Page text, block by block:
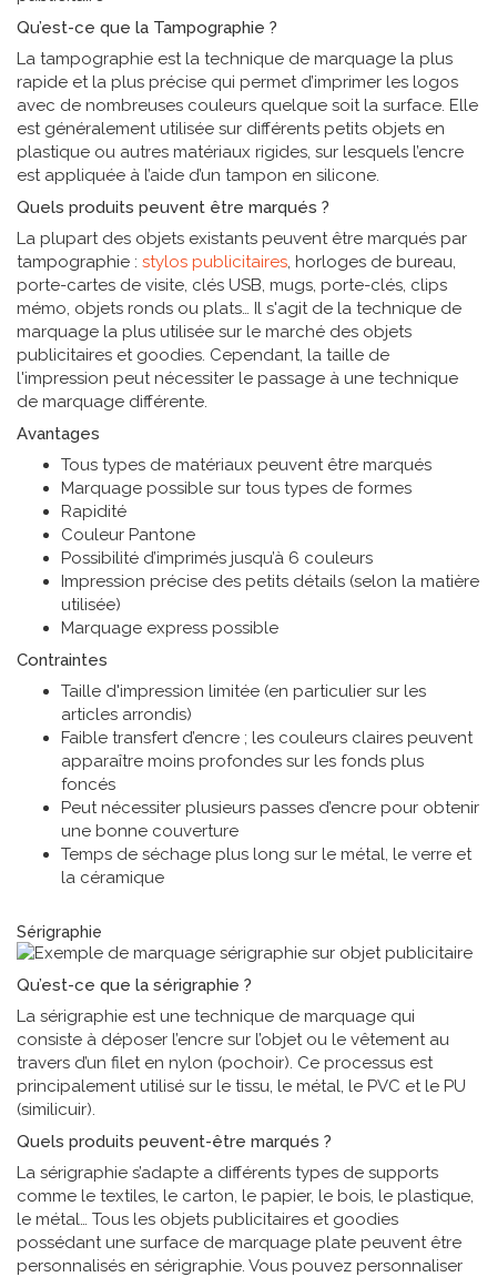
Qu’est-ce que la Tampographie ?
La tampographie est la technique de marquage la plus
rapide et la plus précise qui permet d’imprimer les logos
avec de nombreuses couleurs quelque soit la surface. Elle
est généralement utilisée sur différents petits objets en
plastique ou autres matériaux rigides, sur lesquels l’encre
est appliquée à l’aide d’un tampon en silicone.
Quels produits peuvent être marqués ?
La plupart des objets existants peuvent être marqués par
tampographie : stylos publicitaires, horloges de bureau,
porte-cartes de visite, clés USB, mugs, porte-clés, clips
mémo, objets ronds ou plats… Il s'agit de la technique de
marquage la plus utilisée sur le marché des objets
publicitaires et goodies. Cependant, la taille de
l'impression peut nécessiter le passage à une technique
de marquage différente.
Avantages
Tous types de matériaux peuvent être marqués
Marquage possible sur tous types de formes
Rapidité
Couleur Pantone
Possibilité d’imprimés jusqu’à 6 couleurs
Impression précise des petits détails (selon la matière
utilisée)
Marquage express possible
Contraintes
Taille d'impression limitée (en particulier sur les
articles arrondis)
Faible transfert d’encre ; les couleurs claires peuvent
apparaître moins profondes sur les fonds plus
foncés
Peut nécessiter plusieurs passes d’encre pour obtenir
une bonne couverture
Temps de séchage plus long sur le métal, le verre et
la céramique
Sérigraphie
Qu’est-ce que la sérigraphie ?
La sérigraphie est une technique de marquage qui
consiste à déposer l’encre sur l’objet ou le vêtement au
travers d’un filet en nylon (pochoir). Ce processus est
principalement utilisé sur le tissu, le métal, le PVC et le PU
(similicuir).
Quels produits peuvent-être marqués ?
La sérigraphie s’adapte a différents types de supports
comme le textiles, le carton, le papier, le bois, le plastique,
le métal… Tous les objets publicitaires et goodies
possédant une surface de marquage plate peuvent être
personnalisés en sérigraphie. Vous pouvez personnaliser